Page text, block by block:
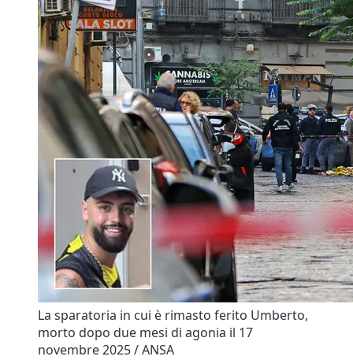
La sparatoria in cui è rimasto ferito Umberto,
morto dopo due mesi di agonia il 17
novembre 2025 / ANSA